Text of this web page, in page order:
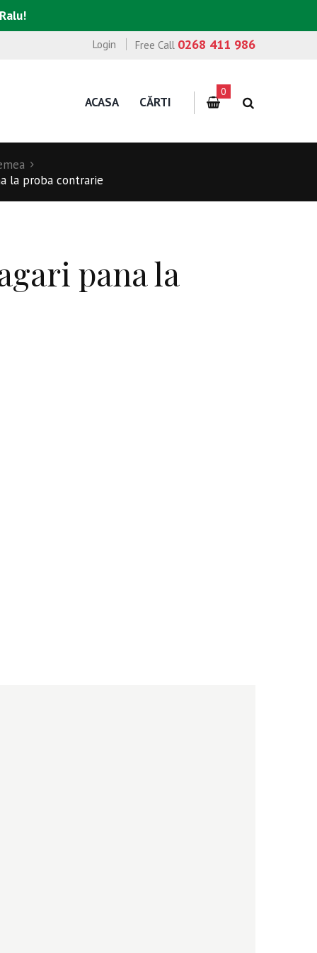
Free Call 0268 411 986
Login
ACASA CĂRTI
0
la proba contrarie
pana la